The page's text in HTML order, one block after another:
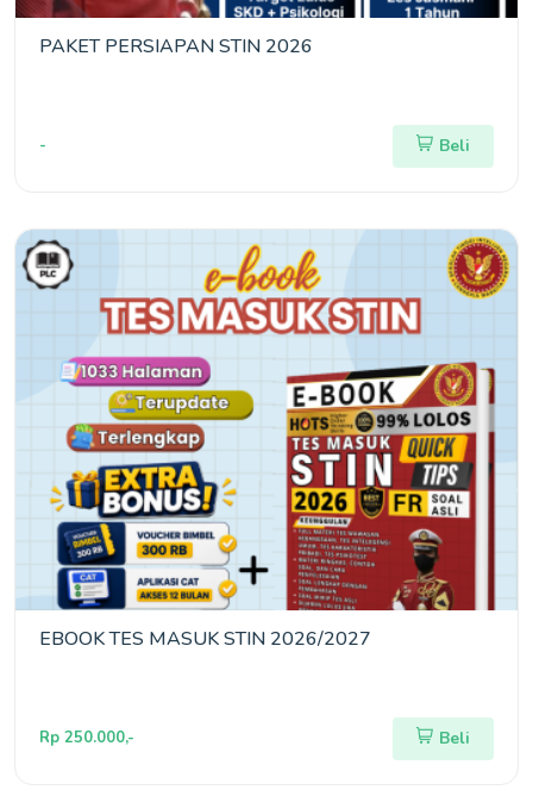
PAKET PERSIAPAN STIN 2026
- Beli
EBOOK TES MASUK STIN 2026/2027
Rp 250.000,- Beli